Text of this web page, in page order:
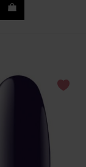
Купить